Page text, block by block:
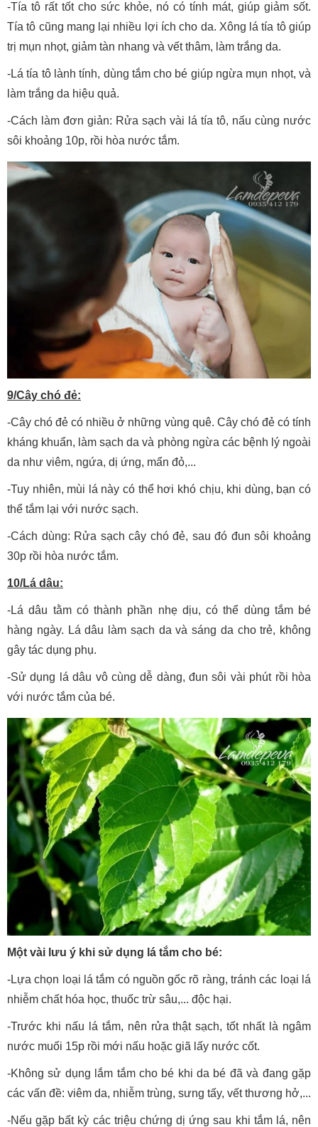
-Tía tô rất tốt cho sức khỏe, nó có tính mát, giúp giảm sốt.
Tía tô cũng mang lại nhiều lợi ích cho da. Xông lá tía tô giúp
trị mụn nhọt, giảm tàn nhang và vết thâm, làm trắng da.
-Lá tía tô lành tính, dùng tắm cho bé giúp ngừa mụn nhọt, và
làm trắng da hiệu quả.
-Cách làm đơn giản: Rửa sạch vài lá tía tô, nấu cùng nước
sôi khoảng 10p, rồi hòa nước tắm.
9/Cây chó đẻ:
-Cây chó đẻ có nhiều ở những vùng quê. Cây chó đẻ có tính
kháng khuẩn, làm sạch da và phòng ngừa các bệnh lý ngoài
da như viêm, ngứa, dị ứng, mẩn đỏ,...
-Tuy nhiên, mùi lá này có thể hơi khó chịu, khi dùng, bạn có
thể tắm lại với nước sạch.
-Cách dùng: Rửa sạch cây chó đẻ, sau đó đun sôi khoảng
30p rồi hòa nước tắm.
10/Lá dâu:
-Lá dâu tằm có thành phần nhẹ dịu, có thể dùng tắm bé
hàng ngày. Lá dâu làm sạch da và sáng da cho trẻ, không
gây tác dụng phụ.
-Sử dụng lá dâu vô cùng dễ dàng, đun sôi vài phút rồi hòa
với nước tắm của bé.
Một vài lưu ý khi sử dụng lá tắm cho bé:
-Lựa chọn loại lá tắm có nguồn gốc rõ ràng, tránh các loại lá
nhiễm chất hóa học, thuốc trừ sâu,... độc hại.
-Trước khi nấu lá tắm, nên rửa thật sạch, tốt nhất là ngâm
nước muối 15p rồi mới nấu hoặc giã lấy nước cốt.
-Không sử dụng lắm tắm cho bé khi da bé đã và đang gặp
các vấn đề: viêm da, nhiễm trùng, sưng tấy, vết thương hở,...
-Nếu gặp bất kỳ các triệu chứng dị ứng sau khi tắm lá, nên